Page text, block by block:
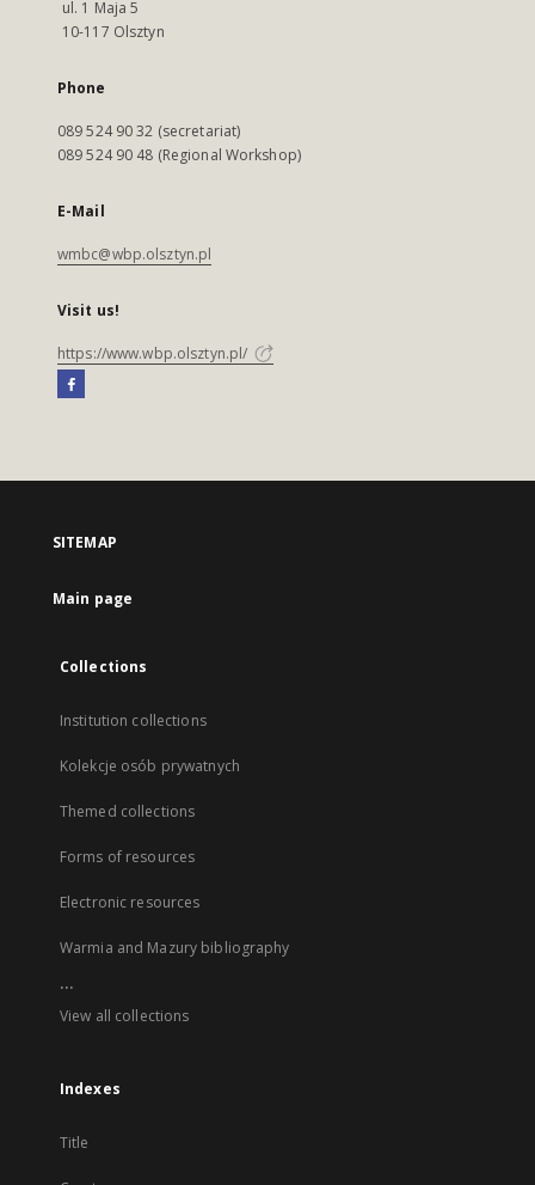
ul. 1 Maja 5
10-117 Olsztyn
Phone
089 524 90 32 (secretariat)
089 524 90 48 (Regional Workshop)
E-Mail
wmbc@wbp.olsztyn.pl
Visit us!
https://www.wbp.olsztyn.pl/
SITEMAP
Main page
Collections
Institution collections
Kolekcje osób prywatnych
Themed collections
Forms of resources
Electronic resources
Warmia and Mazury bibliography
...
View all collections
Indexes
Title